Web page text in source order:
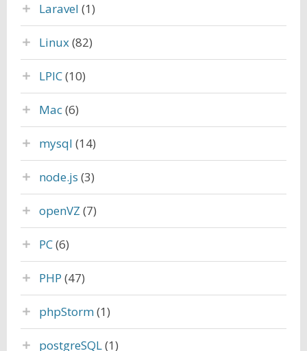
Laravel (1)
Linux(82)
LPIC(10)
Mac(6)
mysql (14)
node.js (3)
openVZ (7)
PC(6)
PHP (47)
phpStorm(1)
postgreSQL(1)